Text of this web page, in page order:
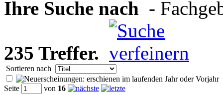
Ihre Suche nach -
235 Treffer.
Sortieren nach
Seite von 16